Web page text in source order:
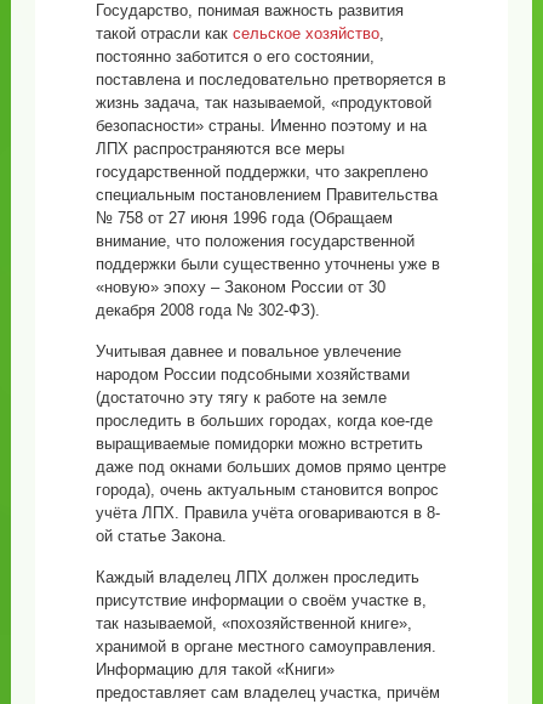
Государство, понимая важность развития
такой отрасли как сельское хозяйство,
постоянно заботится о его состоянии,
поставлена и последовательно претворяется в
жизнь задача, так называемой, «продуктовой
безопасности» страны. Именно поэтому и на
ЛПХ распространяются все меры
государственной поддержки, что закреплено
специальным постановлением Правительства
№ 758 от 27 июня 1996 года (Обращаем
внимание, что положения государственной
поддержки были существенно уточнены уже в
«новую» эпоху – Законом России от 30
декабря 2008 года № 302-ФЗ).
Учитывая давнее и повальное увлечение
народом России подсобными хозяйствами
(достаточно эту тягу к работе на земле
проследить в больших городах, когда кое-где
выращиваемые помидорки можно встретить
даже под окнами больших домов прямо центре
города), очень актуальным становится вопрос
учёта ЛПХ. Правила учёта оговариваются в 8-
ой статье Закона.
Каждый владелец ЛПХ должен проследить
присутствие информации о своём участке в,
так называемой, «похозяйственной книге»,
хранимой в органе местного самоуправления.
Информацию для такой «Книги»
предоставляет сам владелец участка, причём